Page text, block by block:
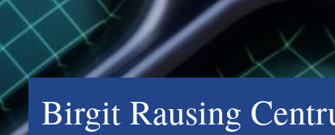
Birgit Rausing